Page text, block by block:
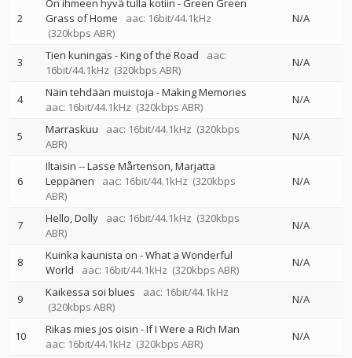
2
On ihmeen hyvä tulla kotiin - Green Green
Grass of Home
aac: 16bit/44.1kHz
(320kbps ABR)
N/A
3 Tien kuningas - King of the Road
aac:
16bit/44.1kHz (320kbps ABR)
N/A
4
Näin tehdään muistoja - Making Memories
aac: 16bit/44.1kHz (320kbps ABR)
N/A
5 Marraskuu aac: 16bit/44.1kHz (320kbps
ABR)
N/A
6
Iltaisin --Lasse Mårtenson Marjatta
Leppänen
aac: 16bit/44.1kHz (320kbps
ABR)
N/A
7 Hello, Dolly aac: 16bit/44.1kHz (320kbps
ABR)
N/A
8
Kuinka kaunista on - What a Wonderful
World
aac: 16bit/44.1kHz (320kbps ABR)
N/A
9 Kaikessa soi blues
aac: 16bit/44.1kHz
(320kbps ABR)
N/A
10
Rikas mies jos oisin - If I Were a Rich Man
aac: 16bit/44.1kHz (320kbps ABR)
N/A